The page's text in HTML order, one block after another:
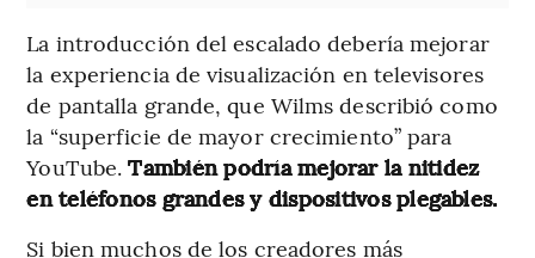
La introducción del escalado debería mejorar
la experiencia de visualización en televisores
de pantalla grande, que Wilms describió como
la “superficie de mayor crecimiento” para
YouTube. También podría mejorar la nitidez
en teléfonos grandes y dispositivos plegables.
Si bien muchos de los creadores más